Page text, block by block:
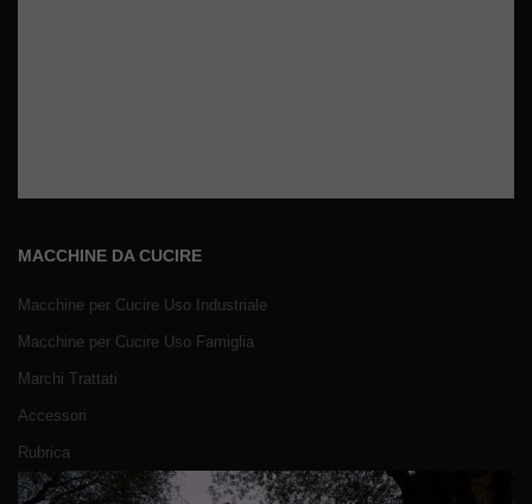
MACCHINE DA CUCIRE
Macchine per Cucire Uso Industriale
Macchine per Cucire Uso Famiglia
Marchi Trattati
Accessori
Rubrica